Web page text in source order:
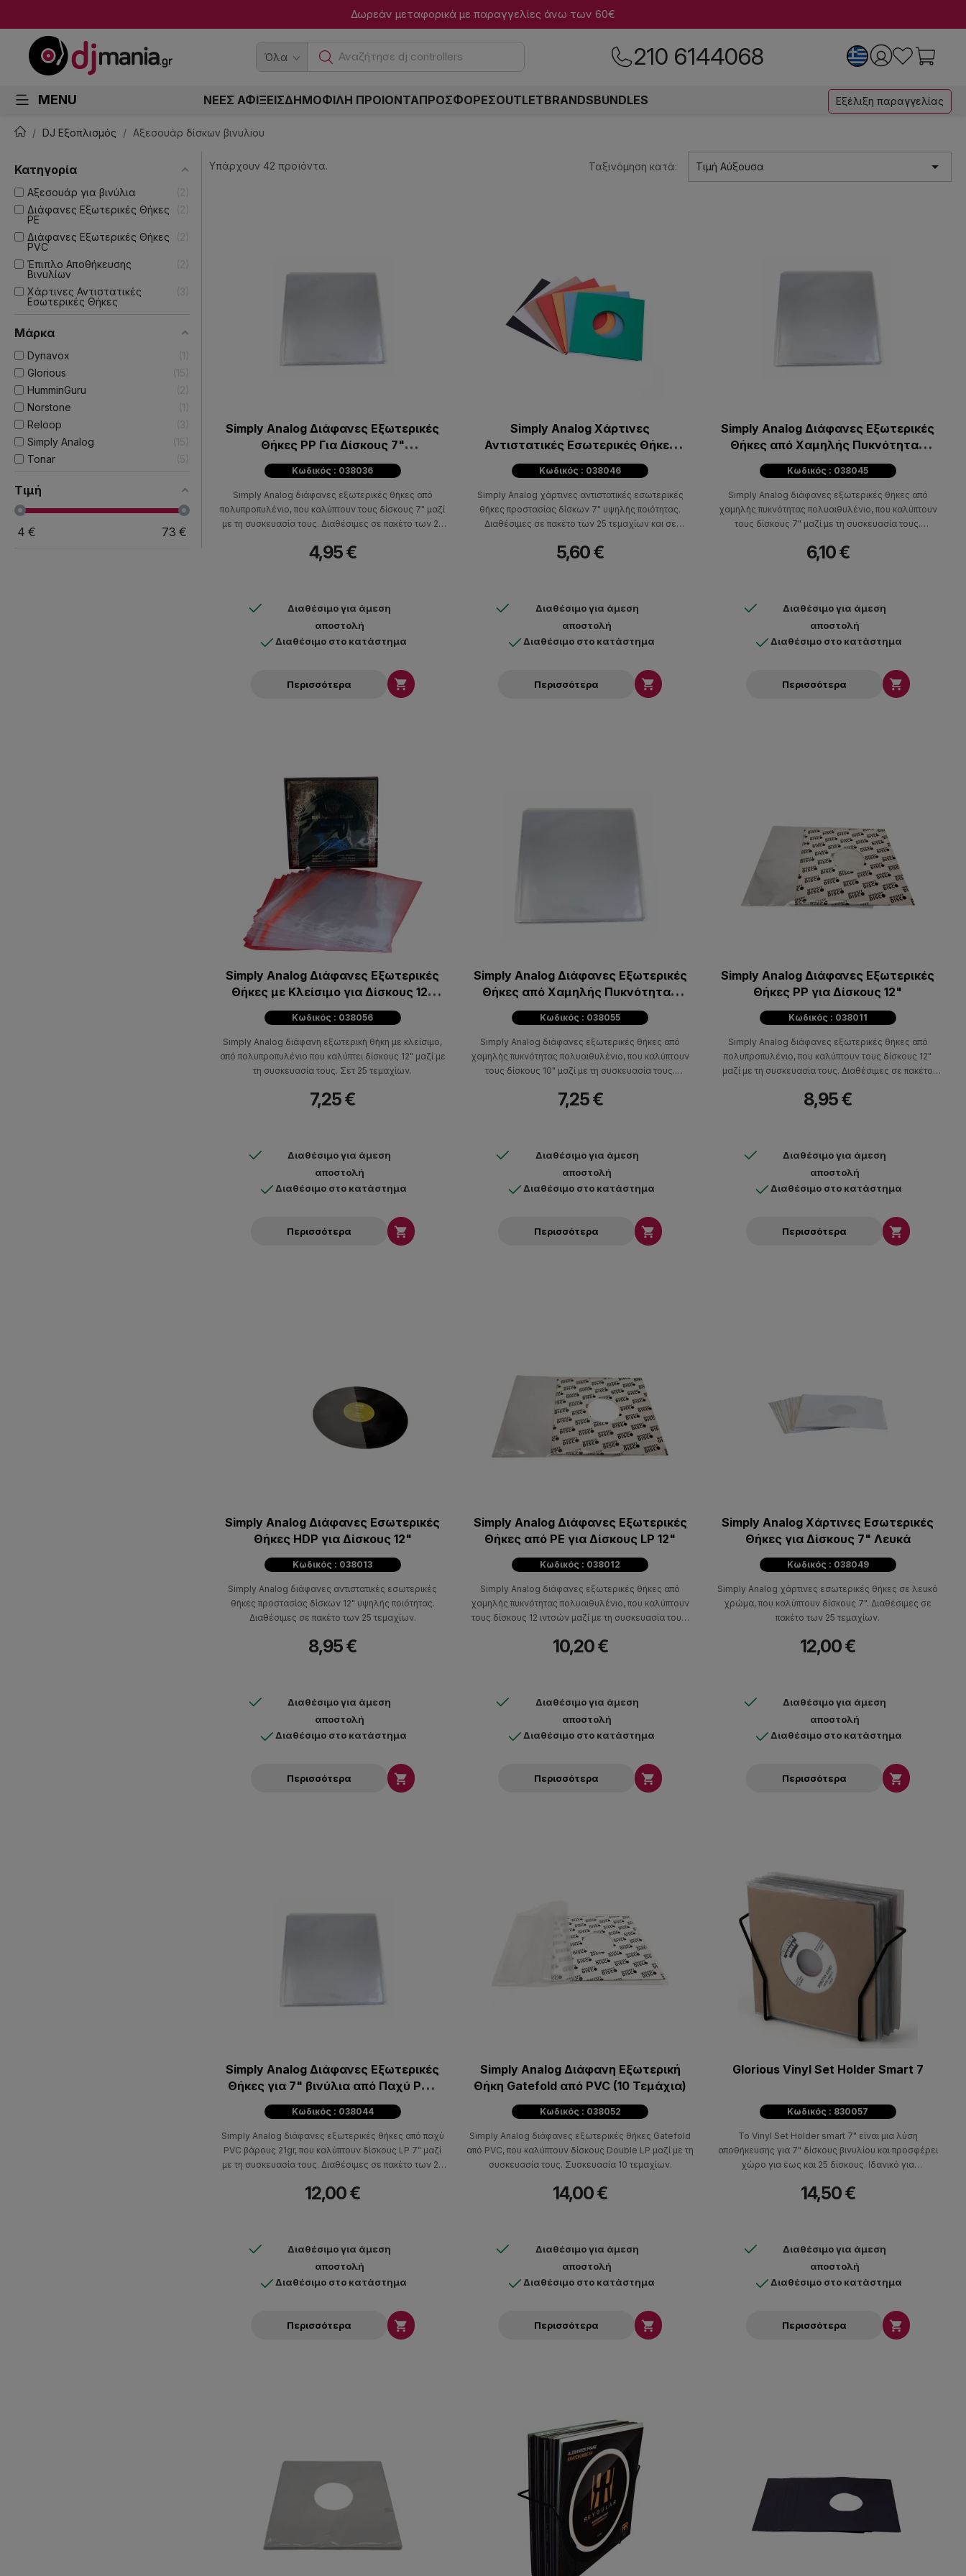
Δωρεάν μεταφορικά με παραγγελίες άνω των 60€
Όλα Αναζ 210 6144068
MENU ΝΕΕΣ ΑΦΙΞΕΙΣΔΗΜΟΦΙΛΗ ΠΡΟΙΟΝΤΑΠΡΟΣΦΟΡΕΣOUTLETBRANDSBUNDLES Εξέλιξη παραγγελίας
DJ Εξοπλισμός Αξεσουάρ δίσκων βινυλiου
Κατηγορία
Αξεσουάρ για βινύλια
2
Διάφανες Εξωτερικές Θήκες
PE
2
Διάφανες Εξωτερικές Θήκες
PVC
2
Έπιπλο Αποθήκευσης
Βινυλίων
2
Χάρτινες Αντιστατικές
Εσωτερικές Θήκες
3
Μάρκα
Dynavox
1
Glorious
15
HumminGuru
2
Norstone
1
Reloop
3
Simply Analog
15
Tonar
5
Τιμή
4 € 73 €
Υπάρχουν 42 προϊόντα. Ταξινόμηση κατά: Τιμή Αύξουσα 
Simply Analog Διάφανες Εξωτερικές
Θήκες PP Για Δίσκους 7"
(Συσκευασία 25 τμχ)
Κωδικός : 038036
Simply Analog διάφανες εξωτερικές θήκες από
πολυπροπυλένιο, που καλύπτουν τους δίσκους 7" μαζί
με τη συσκευασία τους. Διαθέσιμες σε πακέτο των 25
4,95 €
Διαθέσιμο για άμεση
αποστολή
Διαθέσιμο στο κατάστημα
Περισσότερα 
Simply Analog Χάρτινες
Αντιστατικές Εσωτερικές Θήκες
Προστασίας Δίσκων 7" - Διάφορα
Χρώματα
Κωδικός : 038046
Simply Analog χάρτινες αντιστατικές εσωτερικές
θήκες προστασίας δίσκων 7" υψηλής ποιότητας.
Διαθέσιμες σε πακέτο των 25 τεμαχίων και σε
5,60 €
Διαθέσιμο για άμεση
αποστολή
Διαθέσιμο στο κατάστημα
Περισσότερα 
Simply Analog Διάφανες Εξωτερικές
Θήκες από Χαμηλής Πυκνότητας
Πολυαιθυλένιο για δίσκους 7"
(Συσκευασία των 25 τμχ)
Κωδικός : 038045
Simply Analog διάφανες εξωτερικές θήκες από
χαμηλής πυκνότητας πολυαιθυλένιο, που καλύπτουν
τους δίσκους 7" μαζί με τη συσκευασία τους.
6,10 €
Διαθέσιμο για άμεση
αποστολή
Διαθέσιμο στο κατάστημα
Περισσότερα 
Simply Analog Διάφανες Εξωτερικές
Θήκες με Κλείσιμο για Δίσκους 12"
(25 τεμάχια)
Κωδικός : 038056
Simply Analog διάφανη εξωτερική θήκη με κλείσιμο,
από πολυπροπυλένιο που καλύπτει δίσκους 12" μαζί με
τη συσκευασία τους. Σετ 25 τεμαχίων.
7,25 €
Διαθέσιμο για άμεση
αποστολή
Διαθέσιμο στο κατάστημα
Περισσότερα 
Simply Analog Διάφανες Εξωτερικές
Θήκες από Χαμηλής Πυκνότητας
Πολυαιθυλένιο για δίσκους 10"
(Συσκευασία των 25 τμχ)
Κωδικός : 038055
Simply Analog διάφανες εξωτερικές θήκες από
χαμηλής πυκνότητας πολυαιθυλένιο, που καλύπτουν
τους δίσκους 10" μαζί με τη συσκευασία τους.
7,25 €
Διαθέσιμο για άμεση
αποστολή
Διαθέσιμο στο κατάστημα
Περισσότερα 
Simply Analog Διάφανες Εξωτερικές
Θήκες PP για Δίσκους 12"
Κωδικός : 038011
Simply Analog διάφανες εξωτερικές θήκες από
πολυπροπυλένιο, που καλύπτουν τους δίσκους 12"
μαζί με τη συσκευασία τους. Διαθέσιμες σε πακέτο
8,95 €
Διαθέσιμο για άμεση
αποστολή
Διαθέσιμο στο κατάστημα
Περισσότερα 
Simply Analog Διάφανες Εσωτερικές
Θήκες HDP για Δίσκους 12"
Κωδικός : 038013
Simply Analog διάφανες αντιστατικές εσωτερικές
θήκες προστασίας δίσκων 12" υψηλής ποιότητας.
Διαθέσιμες σε πακέτο των 25 τεμαχίων.
8,95 €
Διαθέσιμο για άμεση
αποστολή
Διαθέσιμο στο κατάστημα
Περισσότερα 
Simply Analog Διάφανες Εξωτερικές
Θήκες από PE για Δίσκους LP 12"
Κωδικός : 038012
Simply Analog διάφανες εξωτερικές θήκες από
χαμηλής πυκνότητας πολυαιθυλένιο, που καλύπτουν
τους δίσκους 12 ιντσών μαζί με τη συσκευασία τους.
10,20 €
Διαθέσιμο για άμεση
αποστολή
Διαθέσιμο στο κατάστημα
Περισσότερα 
Simply Analog Χάρτινες Εσωτερικές
Θήκες για Δίσκους 7" Λευκά
Κωδικός : 038049
Simply Analog χάρτινες εσωτερικές θήκες σε λευκό
χρώμα, που καλύπτουν δίσκους 7". Διαθέσιμες σε
πακέτο των 25 τεμαχίων.
12,00 €
Διαθέσιμο για άμεση
αποστολή
Διαθέσιμο στο κατάστημα
Περισσότερα 
Simply Analog Διάφανες Εξωτερικές
Θήκες για 7" βινύλια από Παχύ PVC
(Συσκευασία 25 τμχ)
Κωδικός : 038044
Simply Analog διάφανες εξωτερικές θήκες από παχύ
PVC βάρους 21gr, που καλύπτουν δίσκους LP 7" μαζί
με τη συσκευασία τους. Διαθέσιμες σε πακέτο των 25
12,00 €
Διαθέσιμο για άμεση
αποστολή
Διαθέσιμο στο κατάστημα
Περισσότερα 
Simply Analog Διάφανη Εξωτερική
Θήκη Gatefold από PVC (10 Τεμάχια)
Κωδικός : 038052
Simply Analog διάφανες εξωτερικές θήκες Gatefold
από PVC, που καλύπτουν δίσκους Double LP μαζί με τη
συσκευασία τους. Συσκευασία 10 τεμαχίων.
14,00 €
Διαθέσιμο για άμεση
αποστολή
Διαθέσιμο στο κατάστημα
Περισσότερα 
Glorious Vinyl Set Holder Smart 7
Κωδικός : 830057
Το Vinyl Set Holder smart 7" είναι μια λύση
αποθήκευσης για 7" δίσκους βινυλίου και προσφέρει
χώρο για έως και 25 δίσκους. Ιδανικό για
14,50 €
Διαθέσιμο για άμεση
αποστολή
Διαθέσιμο στο κατάστημα
Περισσότερα 